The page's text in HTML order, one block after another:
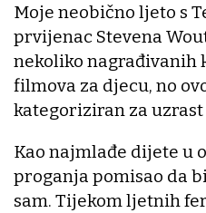
Moje neobično ljeto s
prvijenac Stevena
nekoliko nagrađivanih
filmova za djecu, no
kategoriziran za uzrast
Kao najmlađe dijete u
proganja pomisao da
sam. Tijekom ljetnih